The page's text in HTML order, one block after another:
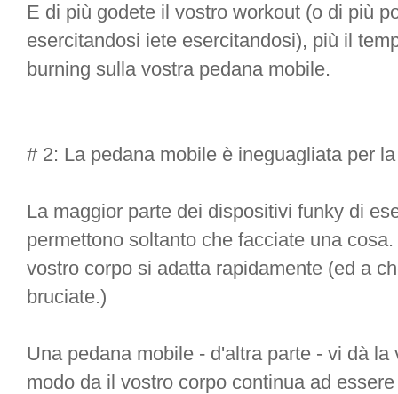
E di più godete il vostro workout (o di più
esercitandosi iete esercitandosi), più il
burning sulla vostra pedana mobile.
# 2: La pedana mobile è ineguagliata per
La maggior parte dei dispositivi funky di
permettono soltanto che facciate una
vostro corpo si adatta rapidamente (ed a
bruciate.)
Una pedana mobile - d'altra parte - vi dà
modo da il vostro corpo continua ad